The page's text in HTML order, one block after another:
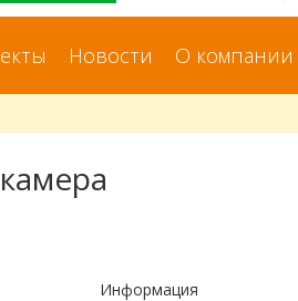
Новости О компании
Информация